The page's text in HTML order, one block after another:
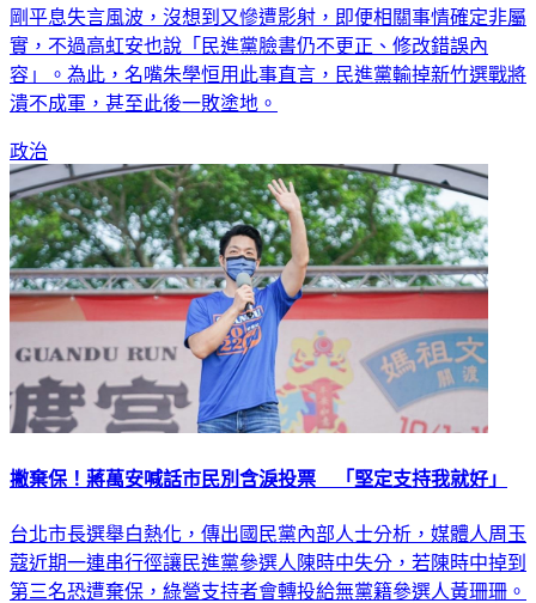
2022九合一大選倒數中，近日民眾黨新竹市長參選人高虹安才
剛平息失言風波，沒想到又慘遭影射，即便相關事情確定非屬
實，不過高虹安也說「民進黨臉書仍不更正、修改錯誤內
容」。為此，名嘴朱學恒用此事直言，民進黨輸掉新竹選戰將
政治
台北市長選舉白熱化，傳出國民黨內部人士分析，媒體人周玉
蔻近期一連串行徑讓民進黨參選人陳時中失分，若陳時中掉到